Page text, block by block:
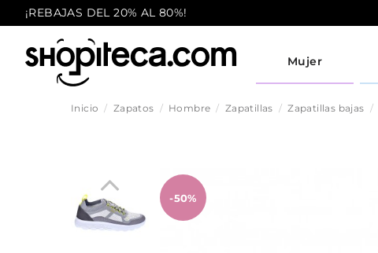
¡REBAJAS DEL 20% AL 80%!
Mujer
Inicio Zapatos Hombre Zapatillas Zapatillas bajas
-50%